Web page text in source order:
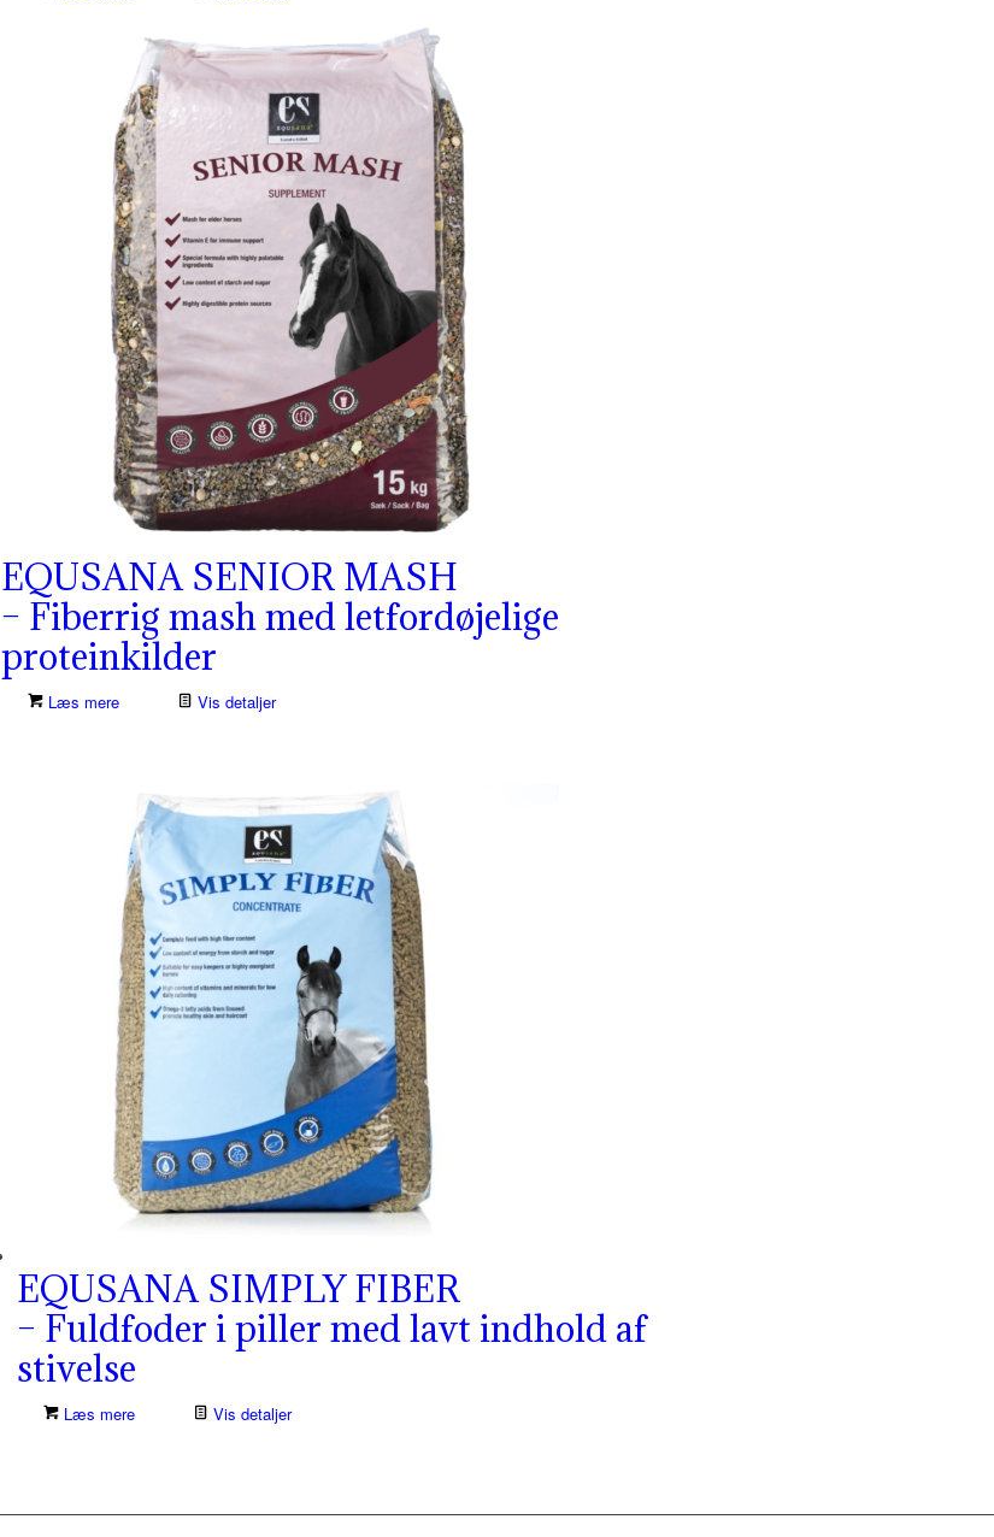
EQUSANA SENIOR MASH
– Fiberrig mash med letfordøjelige
proteinkilder
Læs mere Vis detaljer
EQUSANA SIMPLY FIBER
– Fuldfoder i piller med lavt indhold af
stivelse
Læs mere Vis detaljer